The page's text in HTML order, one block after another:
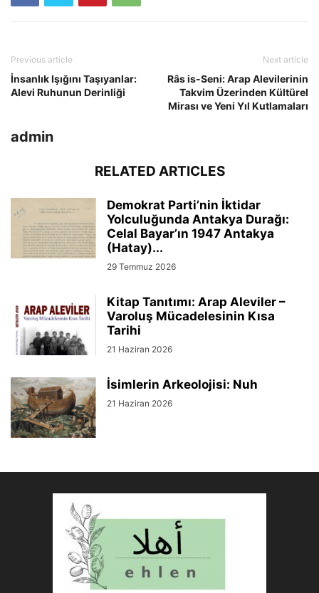
Previous article
İnsanlık Işığını Taşıyanlar:
Alevi Ruhunun Derinliği
Next article
Râs is-Seni: Arap Alevilerinin
Takvim Üzerinden Kültürel
Mirası ve Yeni Yıl Kutlamaları
admin
RELATED ARTICLES
Demokrat Parti’nin İktidar
Yolculuğunda Antakya Durağı:
Celal Bayar’ın 1947 Antakya
(Hatay)...
29 Temmuz 2026
Kitap Tanıtımı: Arap Aleviler –
Varoluş Mücadelesinin Kısa
Tarihi
21 Haziran 2026
İsimlerin Arkeolojisi: Nuh
21 Haziran 2026